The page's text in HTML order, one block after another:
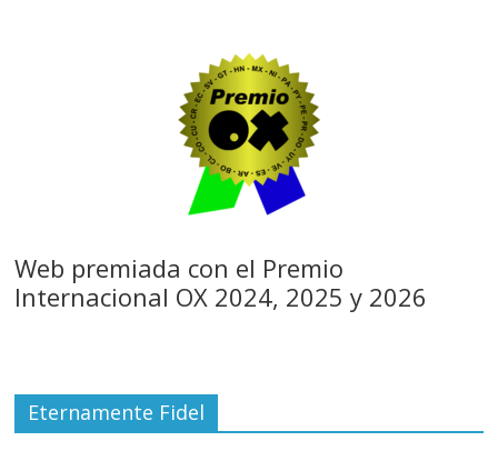
Web premiada con el Premio
Internacional OX 2024, 2025 y 2026
Eternamente Fidel